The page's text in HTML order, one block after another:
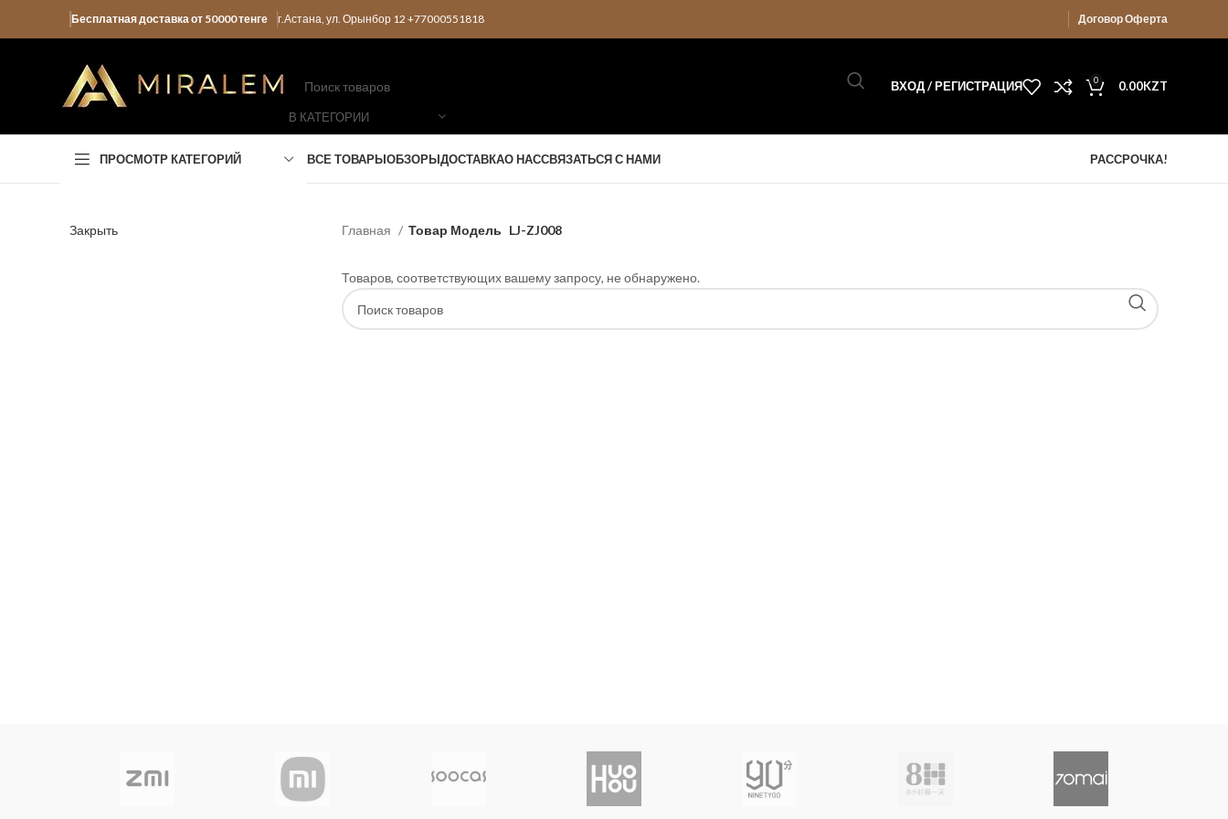
Бесплатная доставка от 50000 тенге г.Астана, ул. Орынбор 12 +77000551818 Договор Оферта
В КАТЕГОРИИ
ВХОД / РЕГИСТРАЦИЯ 0 0.00KZT
ПРОСМОТР КАТЕГОРИЙ ВСЕ ТОВАРЫОБЗОРЫДОСТАВКАО НАССВЯЗАТЬСЯ С НАМИ РАССРОЧКА!
Закрыть Главная Товар Модель LJ-ZJ008
Товаров, соответствующих вашему запросу, не обнаружено.